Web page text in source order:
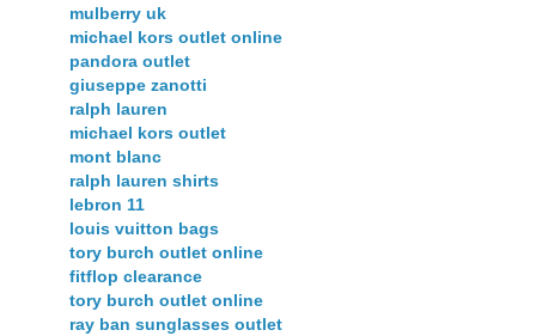
mulberry uk
michael kors outlet online
pandora outlet
giuseppe zanotti
ralph lauren
michael kors outlet
mont blanc
ralph lauren shirts
lebron 11
louis vuitton bags
tory burch outlet online
fitflop clearance
tory burch outlet online
ray ban sunglasses outlet